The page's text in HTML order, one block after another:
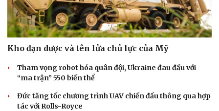
Kho đạn dược và tên lửa chủ lực của Mỹ
Tham vọng robot hóa quân đội, Ukraine đau đầu với
“ma trận” 550 biến thể
Đức tăng tốc chương trình UAV chiến đấu thông qua hợp
tác với Rolls-Royce